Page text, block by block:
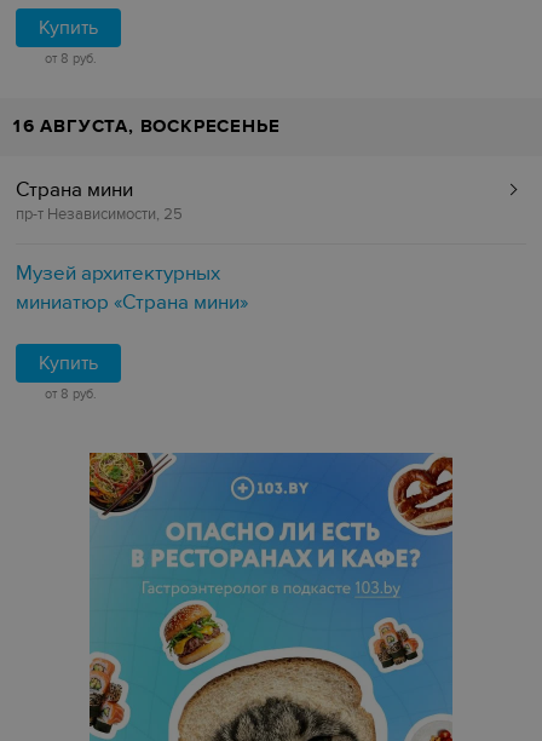
Купить
от 8 руб.
16 АВГУСТА, ВОСКРЕСЕНЬЕ
Страна мини
пр-т Независимости, 25
Музей архитектурных
миниатюр «Страна мини»
Купить
от 8 руб.